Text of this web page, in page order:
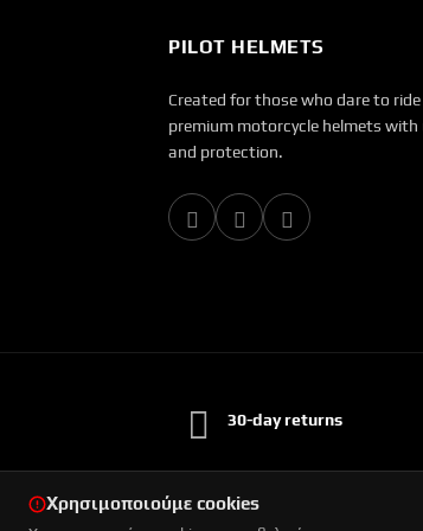
PILOT HELMETS
Created for those who dare to
premium motorcycle helmets
and protection.
30-day returns
Χρησιμοποιούμε cookies